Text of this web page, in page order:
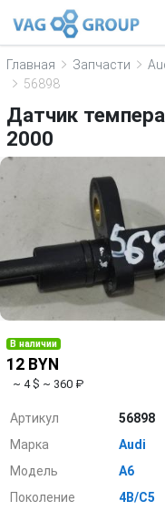
Главная Запчасти
56898
Датчик
2000
В наличии
12 BYN
~ 4 $ ~ 360 ₽
Артикул
56898
Марка
Audi
Модель
A6
Поколение
4B/C5